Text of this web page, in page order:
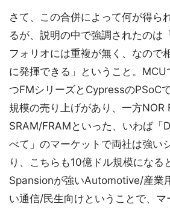
さて、この合併によって何が得ら
るが、説明の中で強調されたのは
フォリオには重複が無く、なので
に発揮できる」ということ。
つFMシリーズとCypressのPSoC
規模の売り上げがあり、一方NOR
SRAM/FRAMといった、いわば「
べて」のマーケットで両社は強い
り、こちらも10億ドル規模になる
Spansionが強いAutomotive/産業
い通信/民生向けということで、